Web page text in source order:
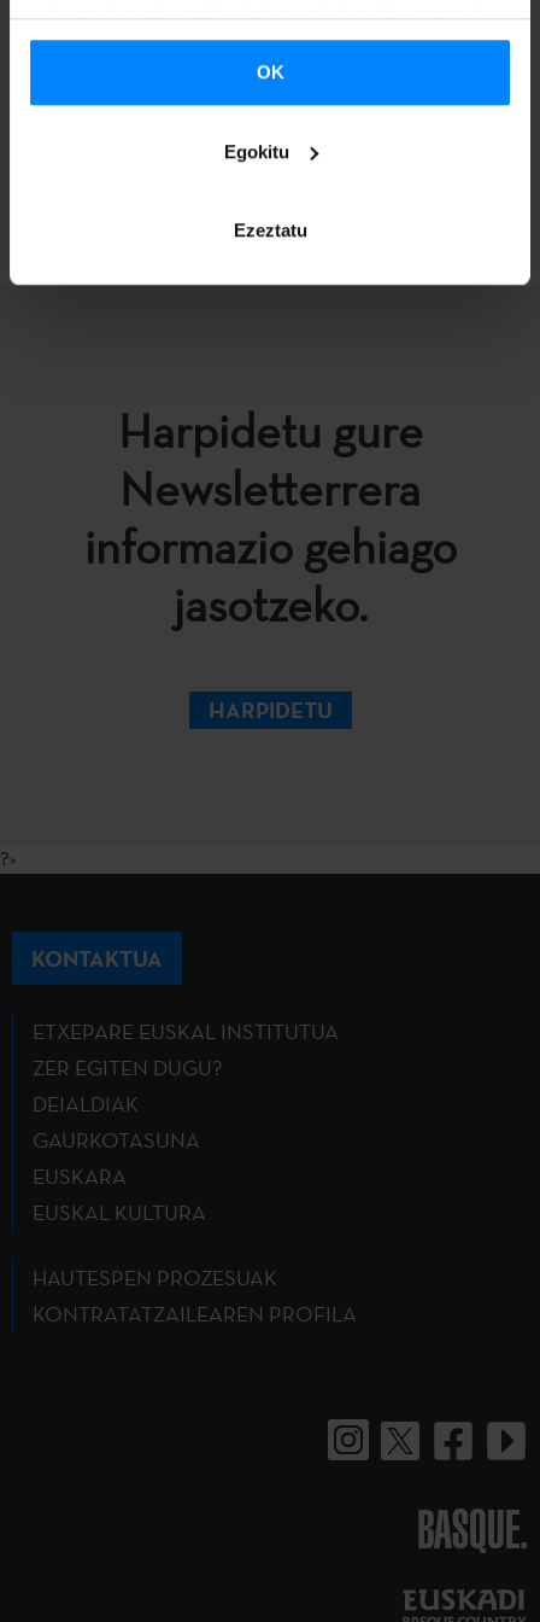
eskuratu duten bestelako informazio batekin uztartzeko.
OK
Egokitu
Ezeztatu
Harpidetu gure
Newsletterrera
informazio gehiago
jasotzeko.
HARPIDETU
?>
KONTAKTUA
ETXEPARE EUSKAL INSTITUTUA
ZER EGITEN DUGU?
DEIALDIAK
GAURKOTASUNA
EUSKARA
EUSKAL KULTURA
HAUTESPEN PROZESUAK
KONTRATATZAILEAREN PROFILA
BASQUE.